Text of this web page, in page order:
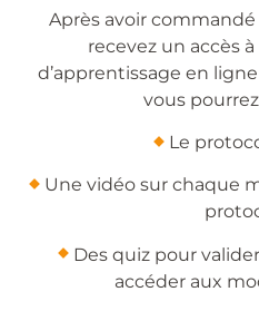
Après avoir
recevez un accès
d’apprentissage en
vous
​Le
​Une vidéo sur chaque
​Des quiz pour
accéder aux